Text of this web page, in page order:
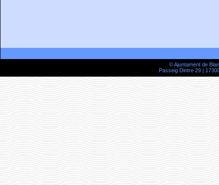
© Ajuntament de
Passeig Dintre 29 |